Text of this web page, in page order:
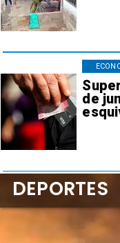
de
DEPORTES